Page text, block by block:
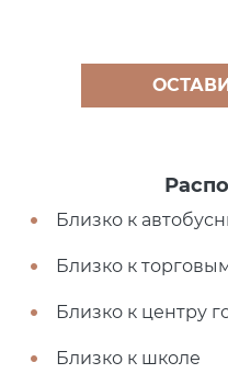
Близко к
Близко к
Близко к центру
Близко к школе